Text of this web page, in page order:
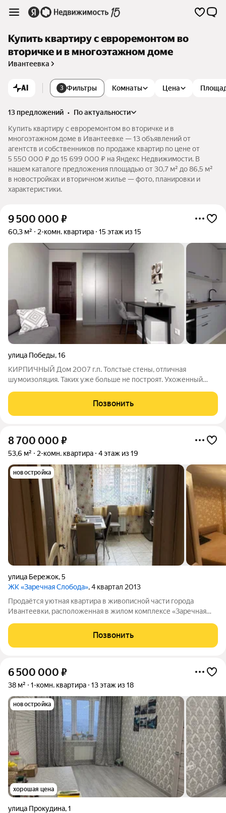
Купить квартиру с евроремонтом во
вторичке и в многоэтажном доме
Ивантеевка
AI 3 Фильтры Комнаты Цена
13 предложений •
по актуальности
Купить квартиру с евроремонтом во вторичке и в
многоэтажном доме в Ивантеевке — 13 объявлений от
агентств и собственников по продаже квартир по цене от
5 550 000 ₽ до 15 699 000 ₽ на Яндекс Недвижимости. В
нашем каталоге предложения площадью от 30,7 м² до 86,5 м²
в новостройках и вторичном жилье — фото, планировки и
характеристики.
9 500 000 ₽
60,3 м² 2-комн. квартира 15 этаж из 15
улица Победы,16
КИРПИЧНЫЙ Дом 2007 г.п. Толстые стены, отличная
шумоизоляция. Таких уже больше не построят. Ухоженный
Парковка как во дворе так и в подземном паркинге, поэтому
можно всегда найти место для машины. С
Позвонить
8 700 000 ₽
53,6 м² 2-комн. квартира 4 этаж из 19
новостройка
улица Бережок,5
ЖК «Заречная Слобода», 4 квартал 2013
Продаётся уютная квартира в живописной части города
Ивантеевки, расположенная в жилом комплексе «Заречная
предложение для тех, кто ценит комфорт и удобство
проживания вдали от городской суеты.
Позвонить
6 500 000 ₽
38 м² 1-комн. квартира 13 этаж из 18
новостройка
хорошая цена
улица Прокудина,1